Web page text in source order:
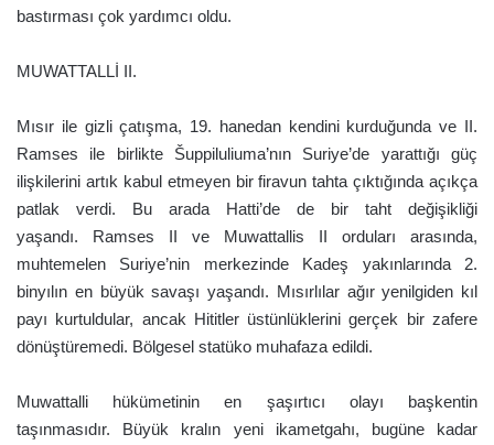
bastırması çok yardımcı oldu.
MUWATTALLİ II.
Mısır ile gizli çatışma, 19. hanedan kendini kurduğunda ve II.
Ramses ile birlikte Šuppiluliuma’nın Suriye’de yarattığı güç
ilişkilerini artık kabul etmeyen bir firavun tahta çıktığında açıkça
patlak verdi. Bu arada Hatti’de de bir taht değişikliği
yaşandı. Ramses II ve Muwattallis II orduları arasında,
muhtemelen Suriye’nin merkezinde Kadeş yakınlarında 2.
binyılın en büyük savaşı yaşandı. Mısırlılar ağır yenilgiden kıl
payı kurtuldular, ancak Hititler üstünlüklerini gerçek bir zafere
dönüştüremedi. Bölgesel statüko muhafaza edildi.
Muwattalli hükümetinin en şaşırtıcı olayı başkentin
taşınmasıdır. Büyük kralın yeni ikametgahı, bugüne kadar